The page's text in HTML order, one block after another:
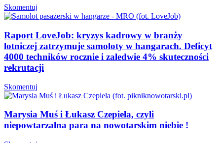
Skomentuj
Raport LoveJob: kryzys kadrowy w branży
lotniczej zatrzymuje samoloty w hangarach. Deficyt
4000 techników rocznie i zaledwie 4% skuteczności
rekrutacji
Skomentuj
Marysia Muś i Łukasz Czepiela, czyli
niepowtarzalna para na nowotarskim niebie !